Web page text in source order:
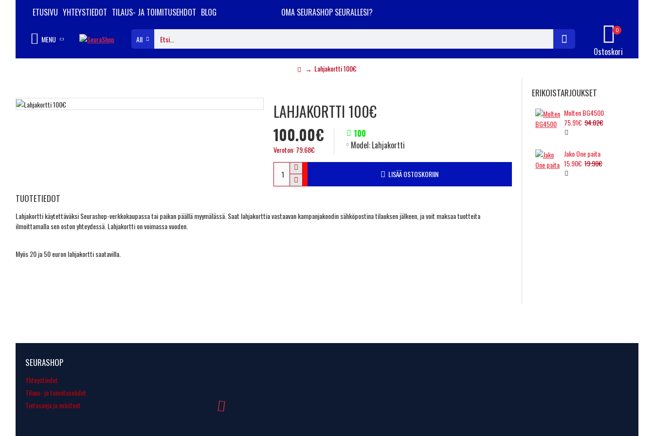
ETUSIVU YHTEYSTIEDOT TILAUS- JA TOIMITUSEHDOT BLOG OMA SEURASHOP SEURALLESI?
MENU All
Ostoskori
0
Lahjakortti 100€
LAHJAKORTTI 100€
100.00€
Veroton: 79.68€
100
Model:Lahjakortti
LISÄÄ OSTOSKORIIN
TUOTETIEDOT
Lahjakortti käytettäväksi Seurashop-verkkokaupassa tai paikan päällä myymälässä. Saat lahjakorttia vastaavan kampanjakoodin sähköpostina tilauksen jälkeen, ja voit maksaa tuotteita
ilmoittamalla sen oston yhteydessä. Lahjakortti on voimassa vuoden.
Myös 20 ja 50 euron lahjakortti saatavilla.
ERIKOISTARJOUKSET
Molten BG4500
75.91€ 94.02€
Jako One paita
15.90€ 19.90€
SEURASHOP
Yhteystiedot
Tilaus- ja toimitusehdot
Tietosuoja ja evästeet